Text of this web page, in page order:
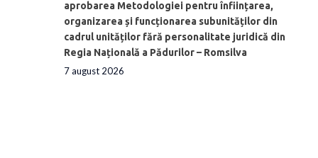
aprobarea Metodologiei pentru înființarea,
organizarea și funcționarea subunităților din
cadrul unităților fără personalitate juridică din
Regia Națională a Pădurilor – Romsilva
7 august 2026